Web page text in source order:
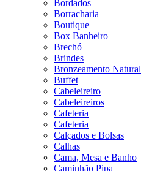
Bordados
Borracharia
Boutique
Box Banheiro
Brechó
Brindes
Bronzeamento Natural
Buffet
Cabeleireiro
Cabeleireiros
Cafeteria
Cafeteria
Calçados e Bolsas
Calhas
Cama, Mesa e Banho
Caminhão Pipa